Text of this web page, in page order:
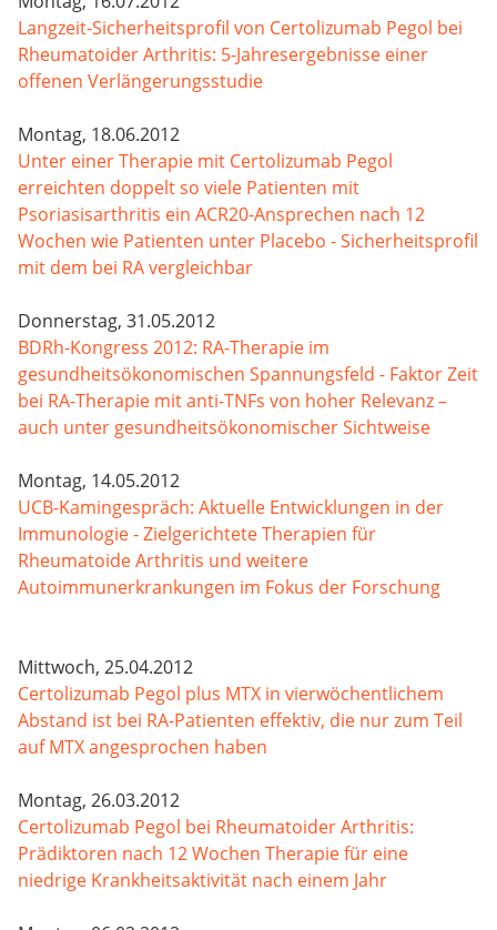
Langzeit-Sicherheitsprofil von Certolizumab Pegol bei
Rheumatoider Arthritis: 5-Jahresergebnisse einer
offenen Verlängerungsstudie
Montag, 18.06.2012
Unter einer Therapie mit Certolizumab Pegol
erreichten doppelt so viele Patienten mit
Psoriasisarthritis ein ACR20-Ansprechen nach 12
Wochen wie Patienten unter Placebo - Sicherheitsprofil
mit dem bei RA vergleichbar
Donnerstag, 31.05.2012
BDRh-Kongress 2012: RA-Therapie im
gesundheitsökonomischen Spannungsfeld - Faktor Zeit
bei RA-Therapie mit anti-TNFs von hoher Relevanz –
auch unter gesundheitsökonomischer Sichtweise
Montag, 14.05.2012
UCB-Kamingespräch: Aktuelle Entwicklungen in der
Immunologie - Zielgerichtete Therapien für
Rheumatoide Arthritis und weitere
Autoimmunerkrankungen im Fokus der Forschung
Mittwoch, 25.04.2012
Certolizumab Pegol plus MTX in vierwöchentlichem
Abstand ist bei RA-Patienten effektiv, die nur zum Teil
auf MTX angesprochen haben
Montag, 26.03.2012
Certolizumab Pegol bei Rheumatoider Arthritis:
Prädiktoren nach 12 Wochen Therapie für eine
niedrige Krankheitsaktivität nach einem Jahr